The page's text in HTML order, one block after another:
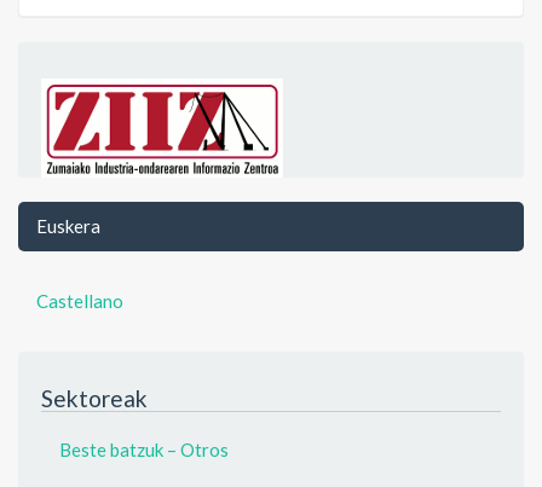
Euskera
Castellano
Sektoreak
Beste batzuk – Otros